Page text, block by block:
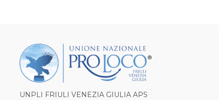
UNPLI FRIULI VENEZIA GIULIA APS